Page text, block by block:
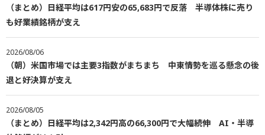
（まとめ）日経平均は617円安の65,683円で反落 半導体株に売り
も好業績銘柄が支え
2026/08/06
（朝）米国市場では主要3指数がまちまち 中東情勢を巡る懸念の後
退と好決算が支え
2026/08/05
（まとめ）日経平均は2,342円高の66,300円で大幅続伸 AI・半導